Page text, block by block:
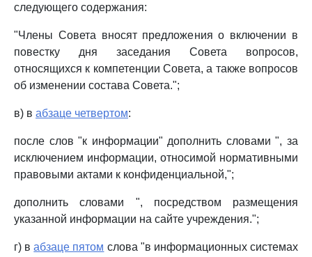
следующего содержания:
"Члены Совета вносят предложения о включении в
повестку дня заседания Совета вопросов,
относящихся к компетенции Совета, а также вопросов
об изменении состава Совета.";
в) в абзаце четвертом:
после слов "к информации" дополнить словами ", за
исключением информации, относимой нормативными
правовыми актами к конфиденциальной,";
дополнить словами ", посредством размещения
указанной информации на сайте учреждения.";
г) вабзаце пятом слова "в информационных системах